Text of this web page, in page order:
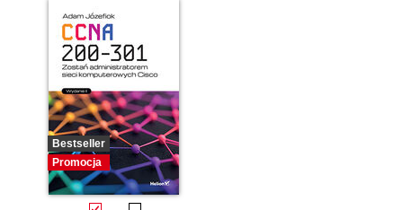
Bestseller
Promocja